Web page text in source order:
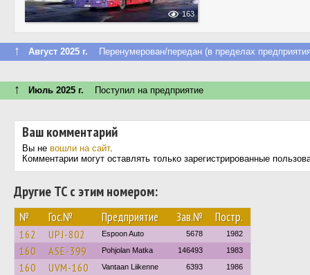
163
↑ Август 2025 г. Перенумерован/передан (в пределах
↑ Июль 2025 г. Поступил на предприятие
Ваш комментарий
Вы не вошли на сайт.
Комментарии могут оставлять только зарегистрированные
Другие ТС с этим номером:
№ Гос.№ Предприятие Зав.№ Постр.
162 UPJ-802 Espoon Auto 5678 1982
160 ASE-399 Pohjolan Matka 146493 1983
160 UVM-160 Vantaan Liikenne 6393 1986